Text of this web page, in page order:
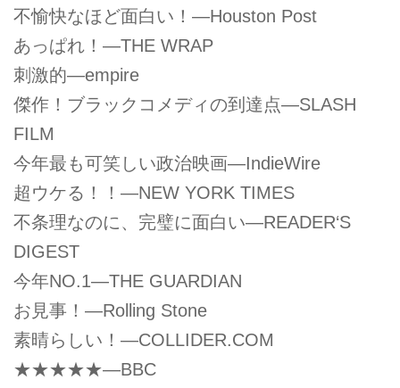
不愉快なほど面白い！―Houston Post
あっぱれ！―THE WRAP
刺激的―empire
傑作！ブラックコメディの到達点―SLASH
FILM
今年最も可笑しい政治映画―IndieWire
超ウケる！！―NEW YORK TIMES
不条理なのに、完璧に面白い―READER‘S
DIGEST
今年NO.1―THE GUARDIAN
お見事！―Rolling Stone
素晴らしい！―COLLIDER.COM
★★★★★―BBC